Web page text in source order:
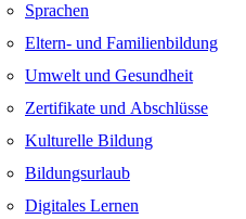
Sprachen
Eltern- und Familienbildung
Umwelt und Gesundheit
Zertifikate und Abschlüsse
Kulturelle Bildung
Bildungsurlaub
Digitales Lernen